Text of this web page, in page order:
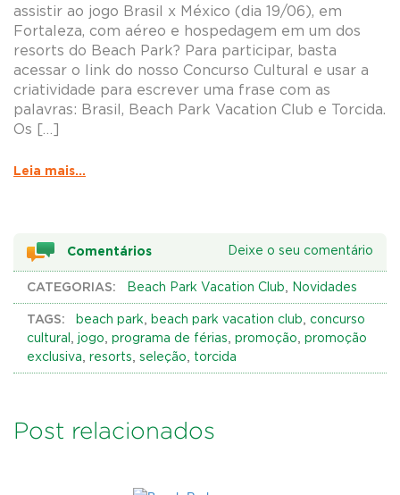
assistir ao jogo Brasil x México (dia 19/06), em
Fortaleza, com aéreo e hospedagem em um dos
resorts do Beach Park? Para participar, basta
acessar o link do nosso Concurso Cultural e usar a
criatividade para escrever uma frase com as
palavras: Brasil, Beach Park Vacation Club e Torcida.
Os […]
Leia mais...
Comentários Deixe o seu comentário
CATEGORIAS: Beach Park Vacation Club, Novidades
TAGS: beach park, beach park vacation club, concurso
cultural , jogo, programa de férias, promoção, promoção
exclusiva, resorts, seleção, torcida
Post relacionados